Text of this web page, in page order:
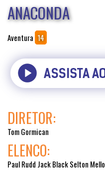
ANACONDA
Aventura 14
DIRETOR:
Tom Gormican
ELENCO:
Paul Rudd Jack Black Selton Mello